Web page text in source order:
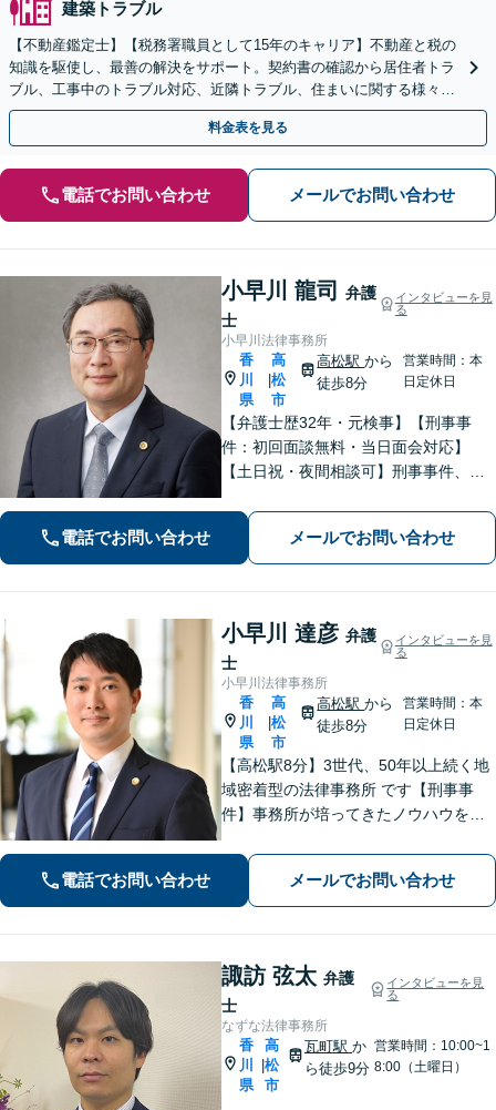
建築トラブル
【不動産鑑定士】【税務署職員として15年のキャリア】不動産と税の
知識を駆使し、最善の解決をサポート。契約書の確認から居住者トラ
ブル、工事中のトラブル対応、近隣トラブル、住まいに関する様々な
問題の解決に対応【駐車場あり】【電話・Web相談可】
料金表を見る
電話でお問い合わせ メールでお問い合わせ
小早川 龍司
弁護
士
インタビューを見
る
小早川法律事務所
香
川
県
高
松
市
高松駅から
徒歩8分
営業時間：本
日定休日
【弁護士歴32年・元検事】【刑事事
件：初回面談無料・当日面会対応】
【土日祝・夜間相談可】刑事事件、離
整理等。地域密着型で丁寧に対応しま
す。【高松駅徒歩10分】【所属弁護士3
名】
電話でお問い合わせ メールでお問い合わせ
小早川 達彦 弁護
士
インタビューを見
る
小早川法律事務所
香
川
県
高
松
市
高松駅から
徒歩8分
営業時間：本
日定休日
【高松駅8分】3世代、50年以上続く地
域密着型の法律事務所 です【刑事事
件】事務所が培ってきたノウハウを活
す【離婚・男女問題】丁寧にヒアリン
グを行い、オーダーメイドの解決策を
ご提案します
電話でお問い合わせ メールでお問い合わせ
諏訪 弦太 弁護
士
インタビューを見
る
なずな法律事務所
香
川
県
高
松
市
瓦町駅 か
ら徒歩9分
営業時間：10:00~1
8:00（土曜日）